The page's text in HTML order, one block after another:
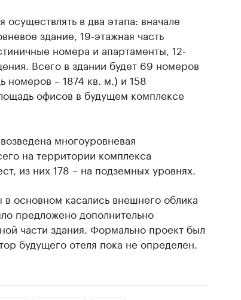
осуществлять в два этапа: вначале
здание, 19-этажная часть
номера и апартаменты, 12-
Всего в здании будет 69 номеров
номеров – 1874 кв. м.) и 158
офисов в будущем комплексе
многоуровневая
на территории комплекса
из них 178 – на подземных уровнях.
основном касались внешнего облика
предложено дополнительно
части здания. Формально проект был
будущего отеля пока не определен.